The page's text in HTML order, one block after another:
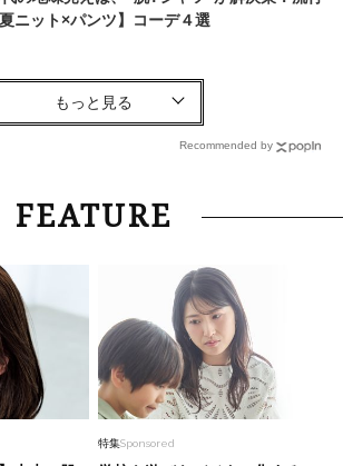
夏ニット×パンツ】コーデ４選
代、顔がオシャレになる「リップの色」は
モーブ】一択！大野真理子さんおすすめ名品
2026.6.10
アイロンしてもすぐ広がる…40代梅雨のうね
の乾燥しがちな春メークに！目元・頬まで
「韓国ブランドの高保湿バーム」が狙い目
Recommended by
FEATURE
特集Sponsored